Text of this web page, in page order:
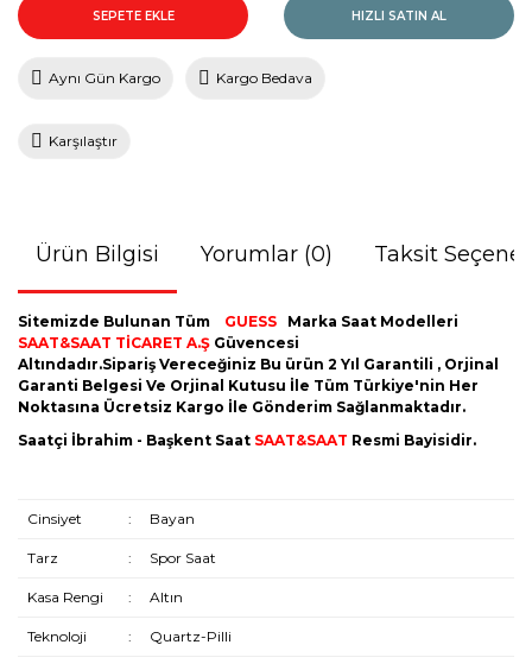
SEPETE EKLE HIZLI SATIN AL
Aynı Gün Kargo Kargo Bedava
Karşılaştır
Ürün Bilgisi Yorumlar (0) Taksit
Sitemizde Bulunan Tüm GUESS Marka Saat Modelleri
SAAT&SAAT TİCARET A.Ş Güvencesi
Altındadır.Sipariş Vereceğiniz Bu ürün 2 Yıl Garantili , Orjinal
Garanti Belgesi Ve Orjinal Kutusu İle Tüm Türkiye'nin Her
Noktasına Ücretsiz Kargo İle Gönderim Sağlanmaktadır.
Saatçi İbrahim - Başkent Saat SAAT&SAAT Resmi Bayisidir.
Cinsiyet : Bayan
Tarz : Spor Saat
Kasa Rengi : Altın
Teknoloji : Quartz-Pilli